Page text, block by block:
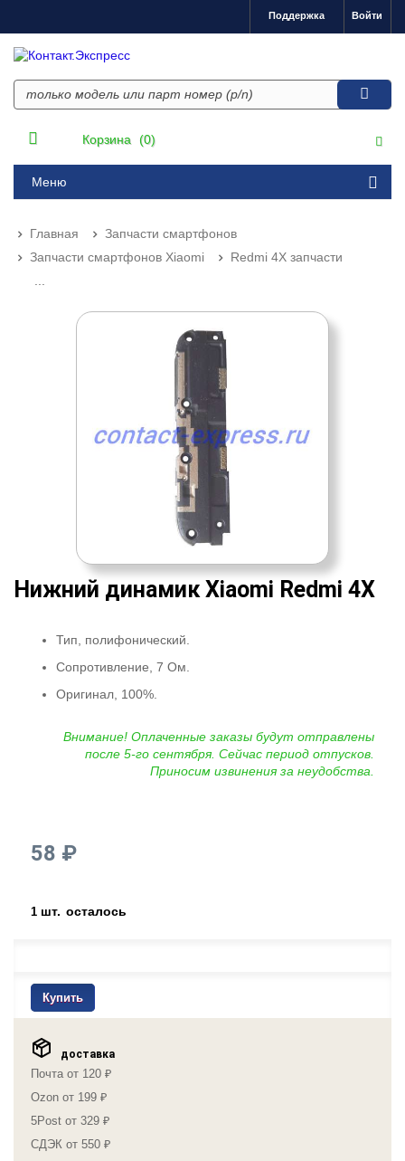
Войти
Поддержка
Корзина (0)
Меню
Главная
Запчасти смартфонов
Запчасти смартфонов Xiaomi
Redmi 4X запчасти
Нижний динамик Xiaomi Redmi 4X
Тип, полифонический.
Сопротивление, 7 Ом.
Оригинал, 100%.
Внимание! Оплаченные заказы будут отправлены
после 5-го сентября. Сейчас период отпусков.
Приносим извинения за неудобства.
58 ₽
1 шт. осталось
Купить
доставка
Почта от 120 ₽
Ozon от 199 ₽
5Post от 329 ₽
СДЭК от 550 ₽